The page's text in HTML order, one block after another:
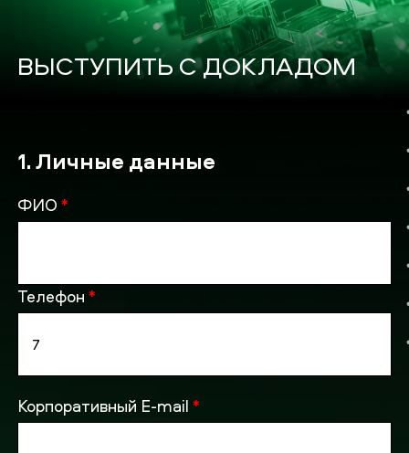
ВЫСТУПИТЬ С ДОКЛАДОМ
1. Личные данные
ФИО*
Телефон*
Корпоративный E-mail*